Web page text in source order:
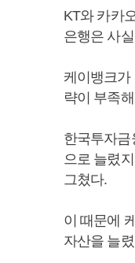
KT와 카카
은행은 사
케이뱅크가
략이 부족
한국투자금
으로 늘렸
그쳤다.
이 때문에
자산을 늘